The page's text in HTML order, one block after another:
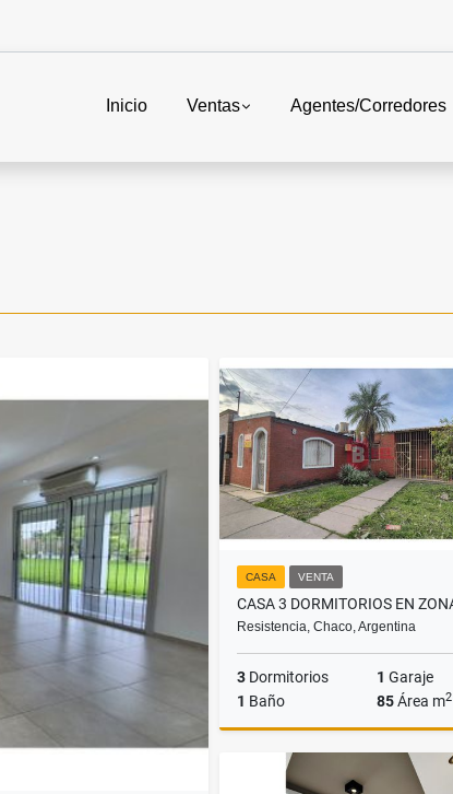
Inicio Ventas Agentes/Corredores
CASA VENTA
Resistencia, Chaco, Argentina
3 Dormitorios 1 Garaje
1 Baño 85Área m2
US$85,000